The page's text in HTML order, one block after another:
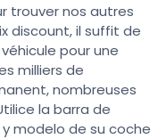
trouver nos autres
discount, il suffit de
pour une
milliers de
nombreuses
la barra de
modelo de su coche